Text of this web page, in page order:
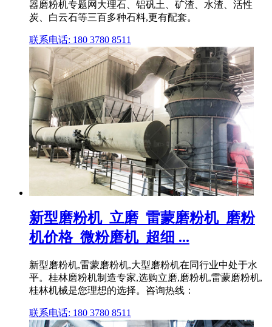
器磨粉机专题网大理石、铝矾土、矿渣、水渣、活性
炭、白云石等三百多种石料,更有配套。
联系电话: 180 3780 8511
新型磨粉机_立磨_雷蒙磨粉机_磨粉
机价格_微粉磨机_超细 ...
新型磨粉机,雷蒙磨粉机,大型磨粉机在同行业中处于水
平。桂林磨粉机制造专家,选购立磨,磨粉机,雷蒙磨粉机,
桂林机械是您理想的选择。咨询热线：
联系电话: 180 3780 8511